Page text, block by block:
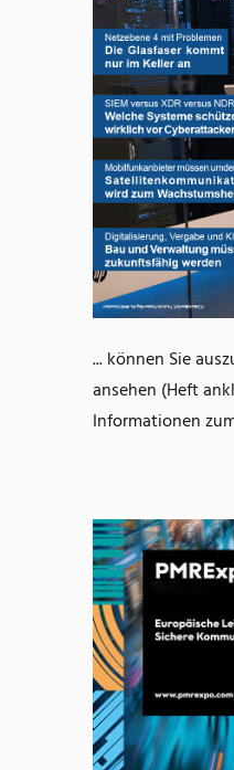
... können Sie
ansehen (Heft
Informationen